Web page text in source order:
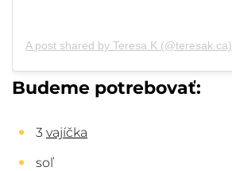
A post shared by Teresa K (@teresak.ca)
Budeme potrebovať:
3 vajíčka
soľ